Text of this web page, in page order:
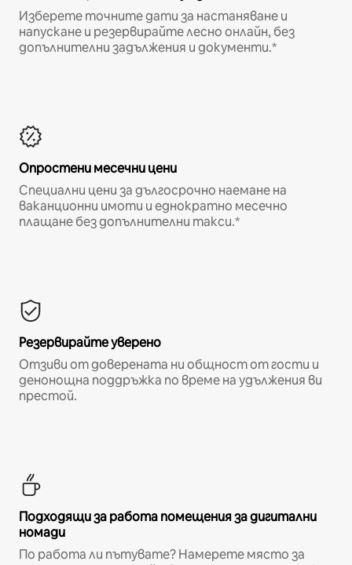
Изберете точните дати за настаняване и
напускане и резервирайте лесно онлайн, без
допълнителни задължения и документи.*
Опростени месечни цени
Специални цени за дългосрочно наемане на
ваканционни имоти и еднократно месечно
плащане без допълнителни такси.*
Резервирайте уверено
Отзиви от доверената ни общност от гости и
денонощна поддръжка по време на удължения ви
престой.
Подходящи за работа помещения за дигитални
номади
По работа ли пътувате? Намерете място за